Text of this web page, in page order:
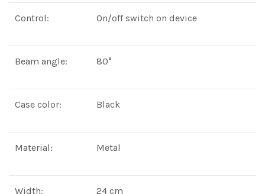
Control: On/off switch on device
Beam angle: 80°
Case color: Black
Material: Metal
Width: 24 cm